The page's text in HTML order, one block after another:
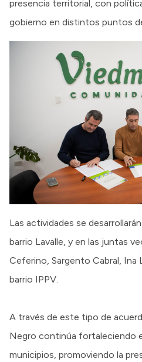
presencia territorial, con
gobierno en distintos puntos
Las actividades se
barrio Lavalle, y en las juntas
Ceferino, Sargento Cabral, Ina
barrio IPPV.
A través de este tipo de
Negro continúa fortaleciendo
municipios, promoviendo la